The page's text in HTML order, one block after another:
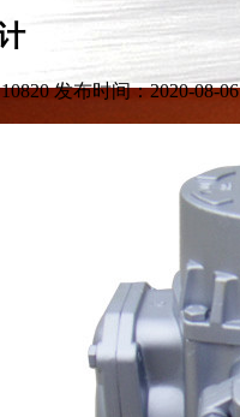
发布时间：2020-08-06